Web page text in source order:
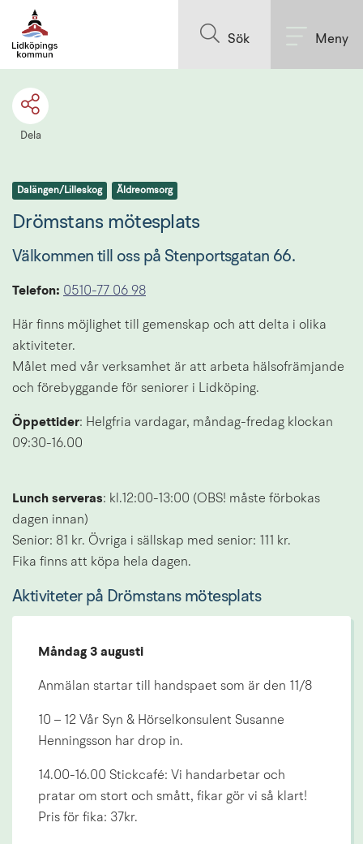
Sök Meny
Dela
Dalängen/Lilleskog Äldreomsorg
Drömstans mötesplats
Välkommen till oss på Stenportsgatan 66.
Telefon: 0510-77 06 98
Här finns möjlighet till gemenskap och att delta i olika
aktiviteter.
Målet med vår verksamhet är att arbeta hälsofrämjande
och förebyggande för seniorer i Lidköping.
Öppettider: Helgfria vardagar, måndag-fredag klockan
09:30-16.00
Lunch serveras: kl.12:00-13:00 (OBS! måste förbokas
dagen innan)
Senior: 81 kr. Övriga i sällskap med senior: 111 kr.
Fika finns att köpa hela dagen.
Aktiviteter på Drömstans mötesplats
Måndag 3 augusti
Anmälan startar till handspaet som är den 11/8
10 – 12 Vår Syn & Hörselkonsulent Susanne
Henningsson har drop in.
14.00-16.00 Stickcafé: Vi handarbetar och
pratar om stort och smått, fikar gör vi så klart!
Pris för fika: 37kr.